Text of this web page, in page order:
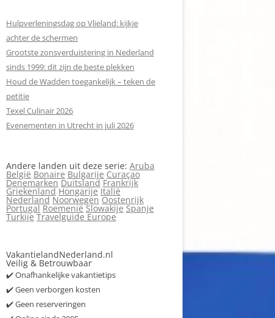
Hulpverleningsdag op Vlieland: kijkje
achter de schermen
Grootste zonsverduistering in Nederland
sinds 1999: dit zijn de beste plekken
Houd de Wadden toegankelijk – teken de
petitie
Texel Culinair 2026
Evenementen in Utrecht in juli 2026
Andere landen uit deze serie: Aruba
België Bonaire Bulgarije Curaçao
Denemarken Duitsland Frankrijk
Griekenland Hongarije Italië
Nederland Noorwegen Oostenrijk
Portugal Roemenië Slowakije Spanje
Turkije Travelguide Europe
VakantielandNederland.nl
Veilig & Betrouwbaar
✔️ Onafhankelijke vakantietips
✔️ Geen verborgen kosten
✔️ Geen reserveringen